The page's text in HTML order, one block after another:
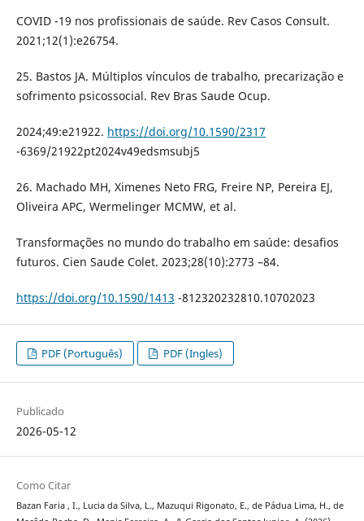
COVID -19 nos profissionais de saúde. Rev Casos Consult.
2021;12(1):e26754.
25. Bastos JA. Múltiplos vínculos de trabalho, precarização e
sofrimento psicossocial. Rev Bras Saude Ocup.
2024;49:e21922. https://doi.org/10.1590/2317
-6369/21922pt2024v49edsmsubj5
26. Machado MH, Ximenes Neto FRG, Freire NP, Pereira EJ,
Oliveira APC, Wermelinger MCMW, et al.
Transformações no mundo do trabalho em saúde: desafios
futuros. Cien Saude Colet. 2023;28(10):2773 –84.
https://doi.org/10.1590/1413 -812320232810.10702023
PDF (Português) PDF (Ingles)
Publicado
2026-05-12
Como Citar
Bazan Faria , I., Lucia da Silva, L., Mazuqui Rigonato, E., de Pádua Lima, H., de